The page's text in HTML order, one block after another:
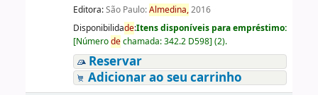
Editora:São Paulo:Almedina,2016
Disponibilidade:Itens disponíveis para empréstimo:
[Númerodechamada:342.2 D598] (2).
Reservar
Adicionar ao seu carrinho